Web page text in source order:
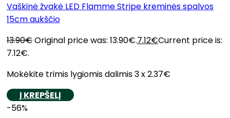
Vaškinė žvakė LED Flamme Stripe kreminės spalvos
15cm aukščio
13.90€Original price was: 13.90€.7.12€Current price is:
7.12€.
Mokėkite trimis lygiomis dalimis 3 x 2.37€
Į KREPŠELĮ
-56%